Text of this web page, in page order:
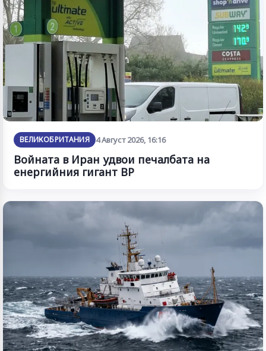
ВЕЛИКОБРИТАНИЯ 4 Август 2026, 16:16
Войната в Иран удвои печалбата на
енергийния гигант BP